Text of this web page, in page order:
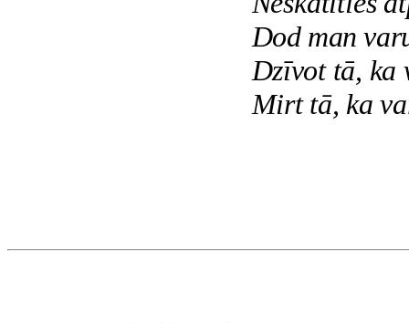
Dod man
Dzīvot tā, ka
Mirt tā, ka